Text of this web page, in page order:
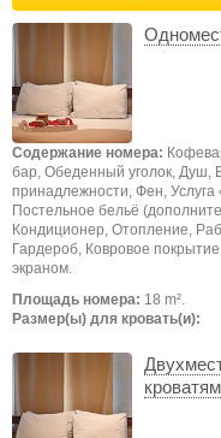
Содержание номера:
бар, Обеденный уголок, Душ,
принадлежности, Фен, Услуга
Постельное бельё
Кондиционер, Отопление,
Гардероб, Ковровое
экраном.
Площадь номера: 18 m².
Размер(ы) для кровать(и):